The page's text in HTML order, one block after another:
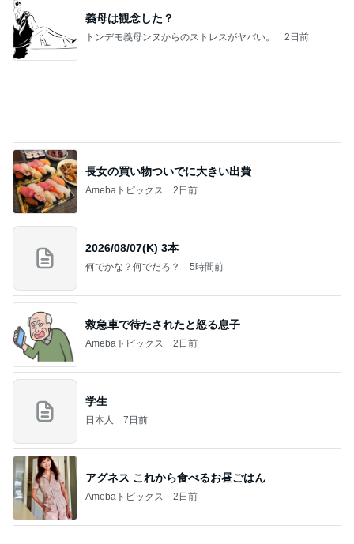
義母は観念した？
トンデモ義母ンヌからのストレスがヤバい。 2日前
長女の買い物ついでに大きい出費
Amebaトピックス 2日前
2026/08/07(K) 3本
何でかな？何でだろ？ 5時間前
救急車で待たされたと怒る息子
Amebaトピックス 2日前
学生
日本人 7日前
アグネス これから食べるお昼ごはん
Amebaトピックス 2日前